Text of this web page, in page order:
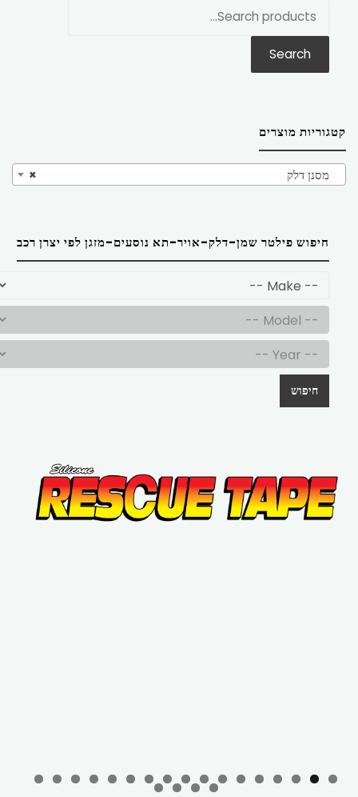
Search
קטגוריות מוצרים
× מסנן דלק
חיפוש פילטר שמן-דלק-אויר-תא נוסעים-מזגן לפי יצרן רכב
חיפוש